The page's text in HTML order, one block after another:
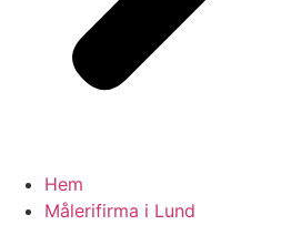
Hem
Målerifirma i Lund